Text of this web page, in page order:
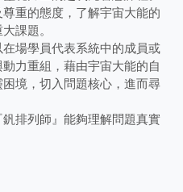
重的態度，了解宇宙大能的
課題。
場學員代表系統中的成員或
力重組，藉由宇宙大能的自
境，切入問題核心，進而尋
排列師』能夠理解問題真實